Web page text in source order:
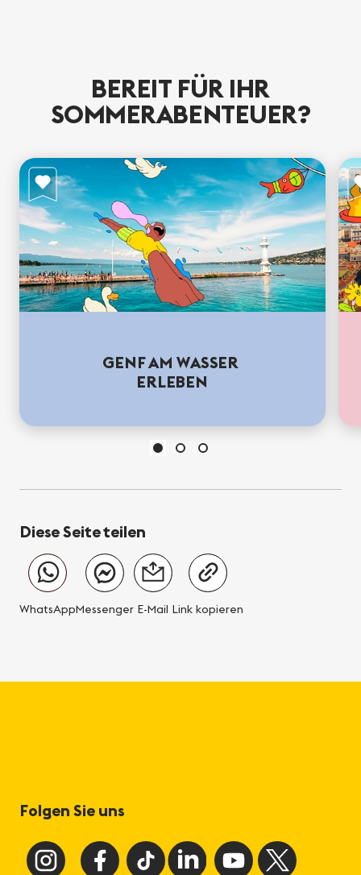
BEREIT FÜR IHR
SOMMERABENTEUER?
GENF AM WASSER
ERLEBEN
Diese Seite teilen
WhatsAppMessenger E-Mail Link kopieren
Folgen Sie uns